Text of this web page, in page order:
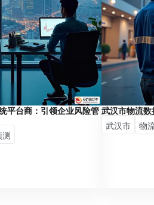
平台商：引领企业风险管
测
武汉市物流
武汉市
物